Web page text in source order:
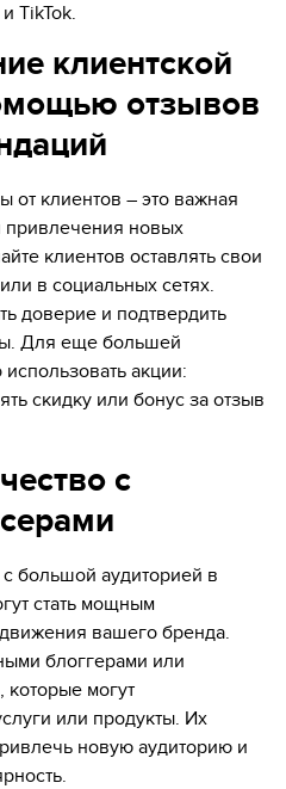
TikTok.
клиентской
отзывов
от клиентов – это важная
привлечения новых
клиентов оставлять свои
в социальных сетях.
доверие и подтвердить
Для еще большей
акции:
скидку или бонус за отзыв
с
большой аудиторией в
стать мощным
вашего бренда.
блоггерами или
могут
или продукты. Их
новую аудиторию и